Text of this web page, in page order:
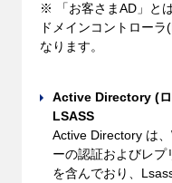
※ 「お客さまAD」と
ドメインコントロー
なります。
Active Directory (ロ
LSASS
Active Directory は
ーの認証およびレプ
を含んでおり、